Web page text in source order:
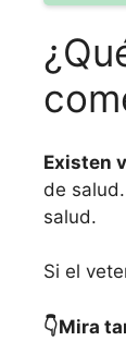
Existen
de
salud.
Si el
👇Mira